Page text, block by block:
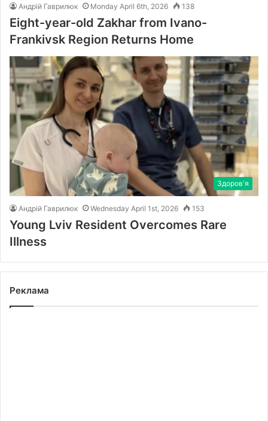
Андрій Гаврилюк Monday April 6th, 2026 138
Eight-year-old Zakhar from Ivano-
Frankivsk Region Returns Home
Здоров'я
Андрій Гаврилюк Wednesday April 1st, 2026 153
Young Lviv Resident Overcomes Rare
Illness
Реклама